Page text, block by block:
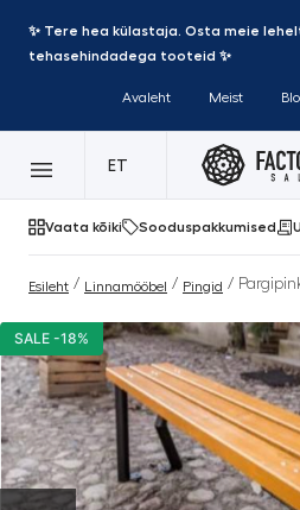
✨ Tere hea külastaja. Osta meie
tehasehindadega tooteid ✨
Avaleht Meist
ET
Vaata kõiki Sooduspakkumised
Esileht / Linnamööbel / Pingid /
SALE -18%